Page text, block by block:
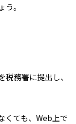
。
務署に提出し、
ても、 Web 上で